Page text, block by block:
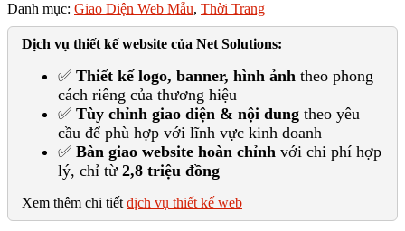
Danh mục: Giao Diện Web Mẫu, Thời Trang
Dịch vụ thiết kế website của Net Solutions:
✅ Thiết kế logo, banner, hình ảnh theo phong
cách riêng của thương hiệu
✅ Tùy chỉnh giao diện & nội dung theo yêu
cầu để phù hợp với lĩnh vực kinh doanh
✅ Bàn giao website hoàn chỉnh với chi phí hợp
lý, chỉ từ 2,8 triệu đồng
Xem thêm chi tiết dịch vụ thiết kế web